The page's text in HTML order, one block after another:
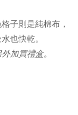
子則是純棉布，
也快乾。
加買禮盒。